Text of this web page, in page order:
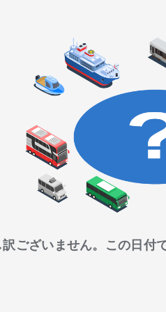
ございません。この日付